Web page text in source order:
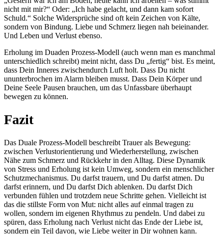
nicht mit mir?“ Oder: „Ich habe gelacht, und dann kam sofort
Schuld.“ Solche Widersprüche sind oft kein Zeichen von Kälte,
sondern von Bindung. Liebe und Schmerz liegen nah beieinander.
Und Leben und Verlust ebenso.
Erholung im Duaden Prozess-Modell (auch wenn man es manchmal
unterschiedlich schreibt) meint nicht, dass Du „fertig“ bist. Es meint,
dass Dein Inneres zwischendurch Luft holt. Dass Du nicht
ununterbrochen im Alarm bleiben musst. Dass Dein Körper und
Deine Seele Pausen brauchen, um das Unfassbare überhaupt
bewegen zu können.
Fazit
Das Duale Prozess-Modell beschreibt Trauer als Bewegung:
zwischen Verlustorientierung und Wiederherstellung, zwischen
Nähe zum Schmerz und Rückkehr in den Alltag. Diese Dynamik
von Stress und Erholung ist kein Umweg, sondern ein menschlicher
Schutzmechanismus. Du darfst trauern, und Du darfst atmen. Du
darfst erinnern, und Du darfst Dich ablenken. Du darfst Dich
verbunden fühlen und trotzdem neue Schritte gehen. Vielleicht ist
das die stillste Form von Mut: nicht alles auf einmal tragen zu
wollen, sondern im eigenen Rhythmus zu pendeln. Und dabei zu
spüren, dass Erholung nach Verlust nicht das Ende der Liebe ist,
sondern ein Teil davon, wie Liebe weiter in Dir wohnen kann.